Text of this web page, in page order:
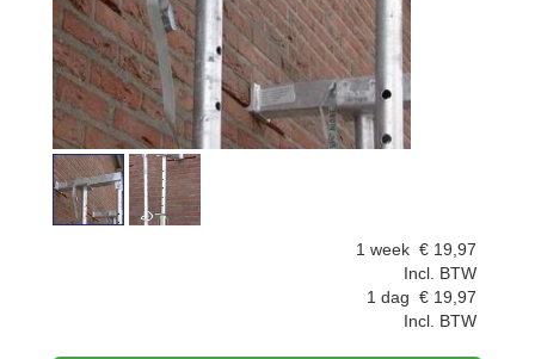
1 dag € 19,97
Incl. BTW
1 week € 19,97
Incl. BTW